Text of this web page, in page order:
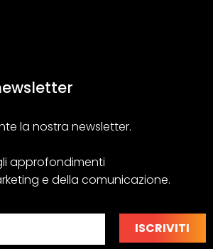
la nostra newsletter.
approfondimenti
e della comunicazione.